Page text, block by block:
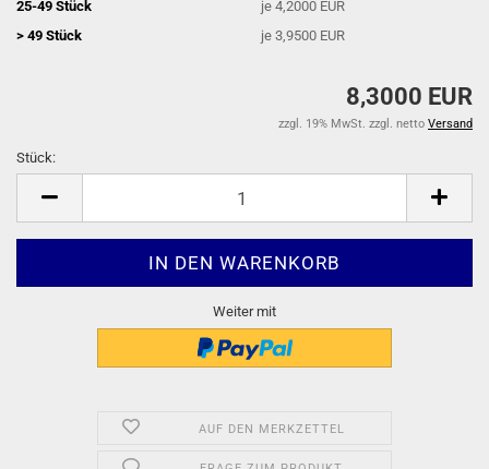
25-49 Stück
je 4,2000 EUR
> 49 Stück
je 3,9500 EUR
8,3000 EUR
zzgl. 19% MwSt. zzgl. netto Versand
Stück:
Weiter mit
AUF DEN MERKZETTEL